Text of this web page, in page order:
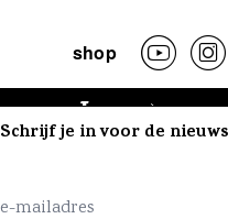
shop
Lees
Schrijf je in voor de